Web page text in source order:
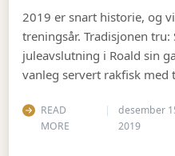
2019 er snart historie, og
treningsår. Tradisjonen
juleavslutning i Roald sin
vanleg servert rakfisk med
READ
MORE
desember
2019